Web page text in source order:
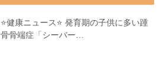
⭐️健康ニュース⭐️ 発育期の子供に多い踵
骨骨端症「シーバー…